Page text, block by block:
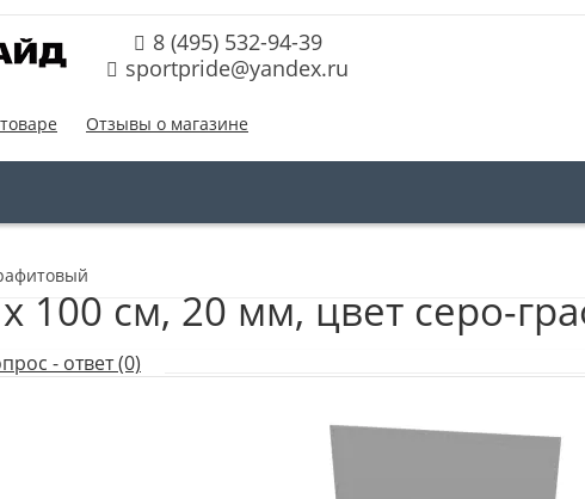
8 (495) 532-94-39
sportpride@yandex.ru
Отзывы о магазине
x 100 см, 20 мм, цвет серо-
- ответ (0)